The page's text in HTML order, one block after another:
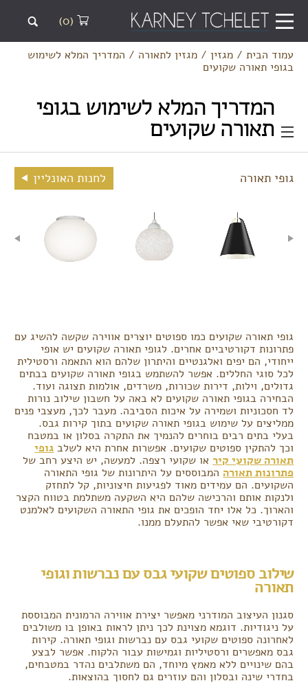
(0)
עמוד הבית/ מגזין/ מגזין לתאורה / המדריך המלא לשימוש
בגופי תאורה שקועים
המדריך המלא לשימוש בגופי
תאורה שקועים
גופי תאורה לחנות האונליין
גופי תאורה שקועים כמו ספוטים יוצרים אווירה שקשה להשיג עם
פתרונות דקורטיביים אחרים. לגופי תאורה שקועים יש אופי
ייחודי, הם יפים ואלגנטיים והיתרון שלהם הוא התאמה ורסטילית
לכל סוגי החללים. אפשר להשתמש בגופי תאורה שקועים בבתים
גדולים, וילות, דירות שכורות, משרדים, אולמות תצוגה ועוד.
הבחירה בגופי תאורה שקועים לא באה על חשבון שילוב נורות
לד חסכוניות ושמירה על איכות הסביבה. מעבר לכך, מעצבי פנים
ממליצים על שימוש בגופי תאורה שקועים בתוך קירות גבס.
בעלי בתים רבים בוחרים להנמיך את התקרה בסלון או במטבח
וכך להתקין ספוטים שקועים. אפשרות אחרת היא לשלב גופי
תאורה שקועי קיראו שקועי רצפה. למעשה, יש היצע רחב של
פתרונות תאורה המבוססים על היתרונות של גופי התאורה
השקועים. הם עמידים מאוד לפגיעות חיצוניות, קל לתחזק
ולנקות אותם והרכישה שלהם היא השקעה משתלמת בטווח הקצר
והארוך. כל אלו יחד הופכים את גופי התאורה השקועים לאלמנט
דקורטיבי שאי אפשר להתעלם ממנו.
שילוב ספוטים שקועי גבס עם נברשות וגופי
תאורה
סגנון העיצוב המודרני מאפשר יצירת אווירה הרמונית המבוססת
על ניגודיות. דוגמא מצוינת לכך ניתן לראות באופן בו משולבים
לאחרונה ספוטים שקועי גבס עם נברשות וגופי תאורה. קירות
גבס מאפשרים ורסטיליות וגמישות עבור הלקוח. אפשר לבצע
בהם שינויים ללא מאמץ מיוחד, הם משתלבים נהדר במטבחים,
בחדרי שינה ובסלון והם עוזרים גם לחסוך בהוצאות.